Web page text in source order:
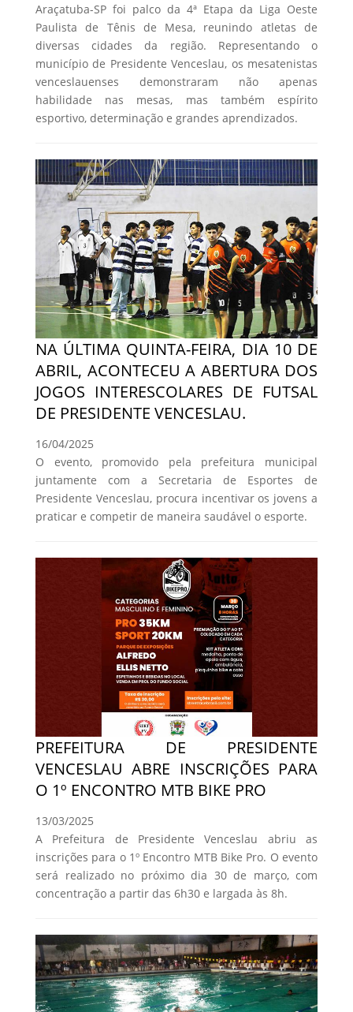
Araçatuba-SP foi palco da 4ª Etapa da Liga Oeste
Paulista de Tênis de Mesa, reunindo atletas de
diversas cidades da região. Representando o
município de Presidente Venceslau, os mesatenistas
venceslauenses demonstraram não apenas
habilidade nas mesas, mas também espírito
esportivo, determinação e grandes aprendizados.
NA ÚLTIMA QUINTA-FEIRA, DIA 10 DE
ABRIL, ACONTECEU A ABERTURA DOS
JOGOS INTERESCOLARES DE FUTSAL
DE PRESIDENTE VENCESLAU.
16/04/2025
O evento, promovido pela prefeitura municipal
juntamente com a Secretaria de Esportes de
Presidente Venceslau, procura incentivar os jovens a
praticar e competir de maneira saudável o esporte.
PREFEITURA DE PRESIDENTE
VENCESLAU ABRE INSCRIÇÕES PARA
O 1º ENCONTRO MTB BIKE PRO
13/03/2025
A Prefeitura de Presidente Venceslau abriu as
inscrições para o 1º Encontro MTB Bike Pro. O evento
será realizado no próximo dia 30 de março, com
concentração a partir das 6h30 e largada às 8h.